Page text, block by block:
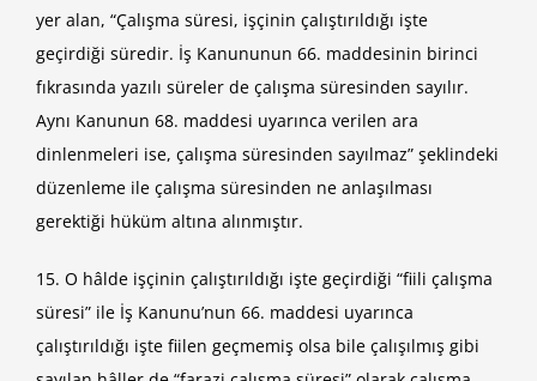
yer alan, “Çalışma süresi, işçinin çalıştırıldığı işte
geçirdiği süredir. İş Kanununun 66. maddesinin birinci
fıkrasında yazılı süreler de çalışma süresinden sayılır.
Aynı Kanunun 68. maddesi uyarınca verilen ara
dinlenmeleri ise, çalışma süresinden sayılmaz” şeklindeki
düzenleme ile çalışma süresinden ne anlaşılması
gerektiği hüküm altına alınmıştır.
15. O hâlde işçinin çalıştırıldığı işte geçirdiği “fiili çalışma
süresi” ile İş Kanunu’nun 66. maddesi uyarınca
çalıştırıldığı işte fiilen geçmemiş olsa bile çalışılmış gibi